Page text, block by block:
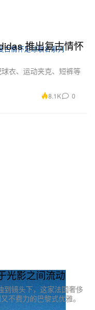
推出复古情怀
衣、运动夹克、短裤等
8.1K 0
光影之间流动
镜头下，这家法国奢侈
不费力的巴黎式优雅。